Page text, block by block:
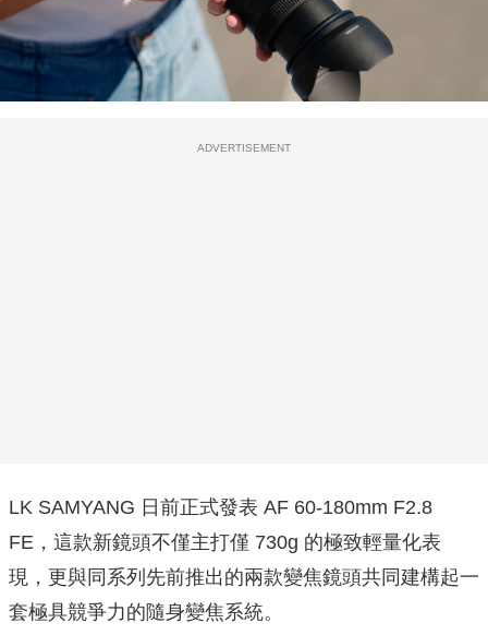
ADVERTISEMENT
LK SAMYANG 日前正式發表 AF 60-180mm F2.8
FE，這款新鏡頭不僅主打僅 730g 的極致輕量化表
現，更與同系列先前推出的兩款變焦鏡頭共同建構起一
套極具競爭力的隨身變焦系統。